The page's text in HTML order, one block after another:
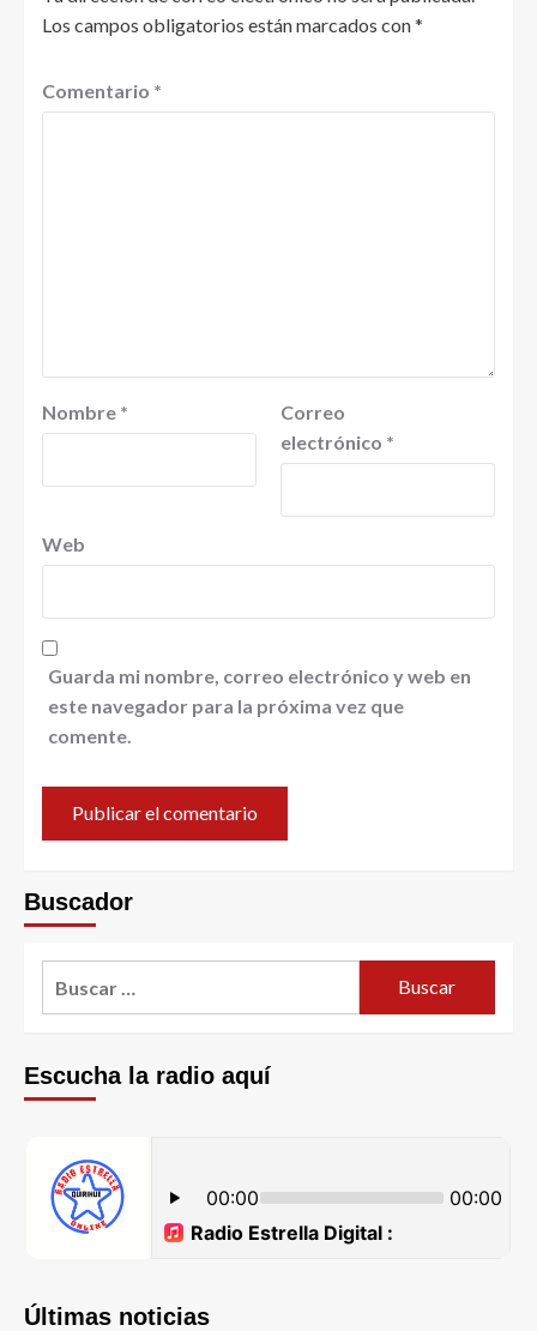
Los campos obligatorios están marcados con*
Comentario *
Nombre *
Correo
electrónico *
Web
Guarda mi nombre, correo electrónico y web en
este navegador para la próxima vez que
comente.
Buscador
Escucha la radio aquí
Últimas noticias